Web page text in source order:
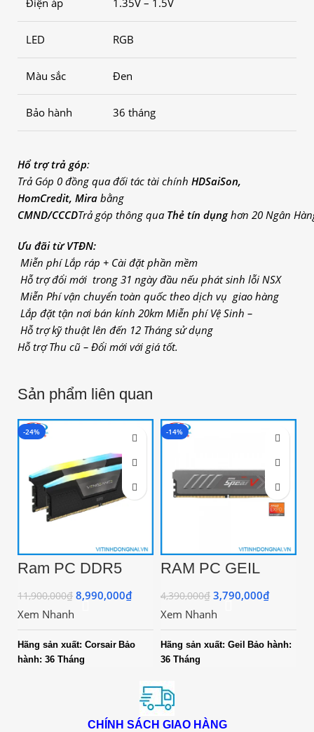
Điện áp 1.35V – 1.5V
LED RGB
Màu sắc Đen
Bảo hành 36 tháng
Hổ trợ trả góp:
Trả Góp 0 đồng qua đối tác tài chính HDSaiSon,
HomCredit, Mira bằng
CMND/CCCDTrả góp thông qua Thẻ tín dụng hơn 20 Ngân
Ưu đãi từ VTĐN:
Miễn phí Lắp ráp + Cài đặt phần mềm
Hỗ trợ đổi mới trong 31 ngày đầu nếu phát sinh lỗi NSX
Miễn Phí vận chuyển toàn quốc theo dịch vụ giao hàng
Lắp đặt tận nơi bán kính 20km Miễn phí Vệ Sinh –
Hỗ trợ kỹ thuật lên đến 12 Tháng sử dụng
Hỗ trợ Thu cũ – Đổi mới với giá tốt.
Sản phẩm liên quan
-24%
Ram PC DDR5
Vengeance RGB
(2x16GB) 6000MHz
11,900,000₫ 8,990,000₫
Xem Nhanh
Hãng sản xuất: Corsair Bảo
hành: 36 Tháng
-14%
RAM PC GEIL
16GB BUSS 5200
BLACK Tản Nhiệt
(GASB516GB5200
C38BSC)
4,390,000₫ 3,790,000₫
Xem Nhanh
Hãng sản xuất: Geil
Bảo hành:
36 Tháng
CHÍNH SÁCH GIAO HÀNG